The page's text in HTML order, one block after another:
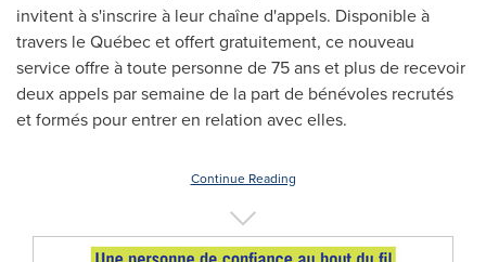
invitent à s'inscrire à leur chaîne d'appels. Disponible à
travers le Québec et offert gratuitement, ce nouveau
service offre à toute personne de 75 ans et plus de recevoir
deux appels par semaine de la part de bénévoles recrutés
et formés pour entrer en relation avec elles.
Continue Reading